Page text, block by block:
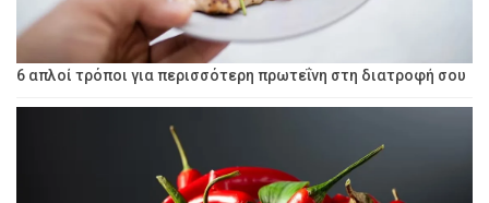
6 απλοί τρόποι για περισσότερη πρωτεΐνη στη διατροφή σου